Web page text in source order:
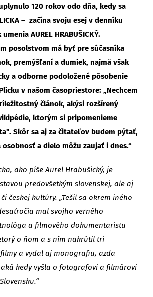
120 rokov odo dňa, kedy sa
– začína svoju esej v denníku
AUREL HRABUŠICKÝ.
posolstvom má byť pre súčasníka
premýšľaní a dumiek, najmä však
a odborne podoložené pôsobenie
v našom časopriestore: „Nechcem
článok, akýsi rozšírený
ktorým si pripomenieme
Skôr sa aj za čitateľov budem pýtať,
osobnosť a dielo môžu zaujať i dnes.“
ako píše Aurel Hrabušický, je
predovšetkým slovenskej, ale aj
českej kultúry. „Tešil sa okrem iného
mal svojho verného
a filmového dokumentaristu
o ňom a s ním nakrútil tri
a vydal aj monografiu, azda
kedy vyšla o fotografovi a filmárovi